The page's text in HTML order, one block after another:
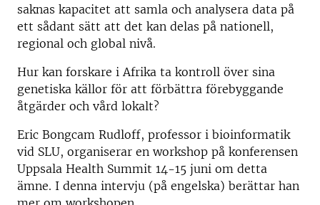
saknas kapacitet att samla och analysera data på
ett sådant sätt att det kan delas på nationell,
regional och global nivå.
Hur kan forskare i Afrika ta kontroll över sina
genetiska källor för att förbättra förebyggande
åtgärder och vård lokalt?
Eric Bongcam Rudloff, professor i bioinformatik
vid SLU, organiserar en workshop på konferensen
Uppsala Health Summit 14-15 juni om detta
ämne. I denna intervju (på engelska) berättar han